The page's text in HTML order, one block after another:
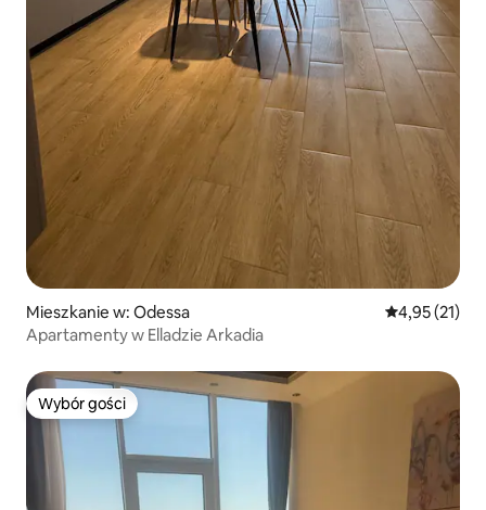
Mieszkanie w: Odessa Średnia
4,95 (21)
Apartamenty w Elladzie Arkadia
Wybór gości
Wybór gości